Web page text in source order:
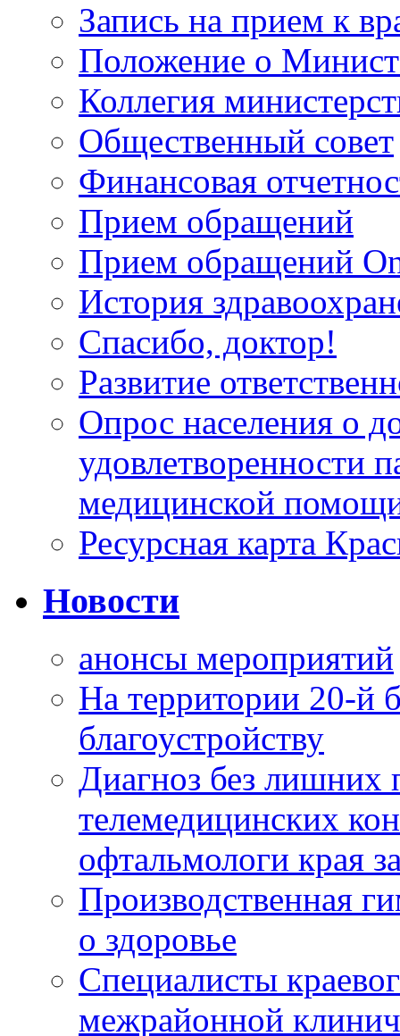
Запись на прием к
Положение о
Коллегия
Общественный совет
Финансовая
Прием обращений
Прием обращений
История
Спасибо, доктор!
Развитие
Опрос населения о
удовлетворенности
медицинской
Ресурсная карта
Новости
анонсы мероприятий
На территории 20-й
благоустройству
Диагноз без лишних
телемедицинских
офтальмологи края
Производственная
о здоровье
Специалисты
межрайонной